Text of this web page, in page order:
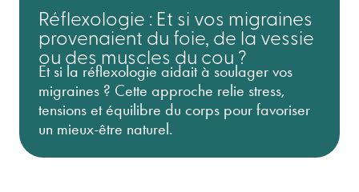
Réflexologie : Et si vos migraines
provenaient du foie, de la vessie
ou des muscles du cou ?
Et si la réflexologie aidait à soulager vos
migraines ? Cette approche relie stress,
tensions et équilibre du corps pour favoriser
un mieux-être naturel.